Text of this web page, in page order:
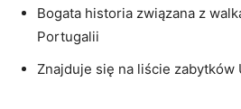
Bogata historia związana z
Portugalii
Znajduje się na⁣ liście zabytków